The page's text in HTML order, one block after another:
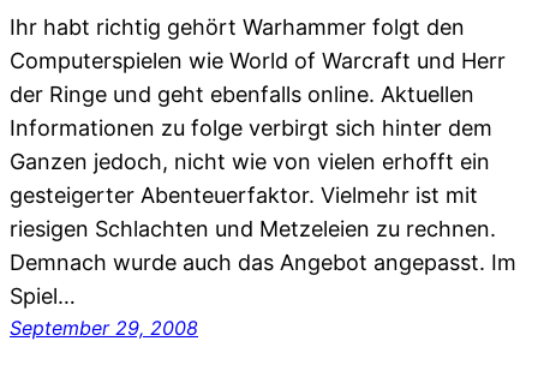
Ihr habt richtig gehört Warhammer folgt den
Computerspielen wie World of Warcraft und Herr
der Ringe und geht ebenfalls online. Aktuellen
Informationen zu folge verbirgt sich hinter dem
Ganzen jedoch, nicht wie von vielen erhofft ein
gesteigerter Abenteuerfaktor. Vielmehr ist mit
riesigen Schlachten und Metzeleien zu rechnen.
Demnach wurde auch das Angebot angepasst. Im
Spiel…
September 29, 2008